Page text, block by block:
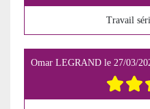
Travail
Omar LEGRAND le 27/03/